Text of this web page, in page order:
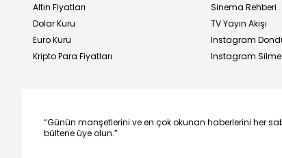
Altın Fiyatları
Dolar Kuru
Euro Kuru
Kripto Para Fiyatları
Sinema Rehberi
TV Yayın Akışı
Instagram
Instagram Silme
“Günün manşetlerini ve en çok okunan haberlerini her
bültene üye olun.”